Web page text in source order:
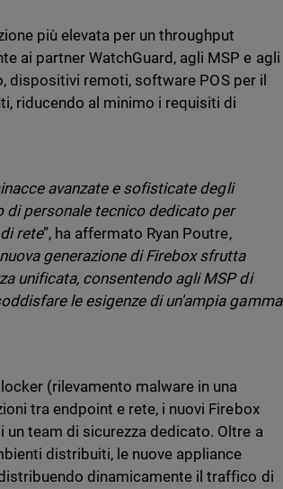
più elevata per un throughput
ai partner WatchGuard, agli MSP e agli
remoti, software POS per il
riducendo al minimo i requisiti di
avanzate e sofisticate degli
di personale tecnico dedicato per
rete”, ha affermato Ryan Poutre,
generazione di Firebox sfrutta
unificata, consentendo agli MSP di
le esigenze di un'ampia gamma
(rilevamento malware in una
tra endpoint e rete, i nuovi Firebox
team di sicurezza dedicato. Oltre a
distribuiti, le nuove appliance
dinamicamente il traffico di